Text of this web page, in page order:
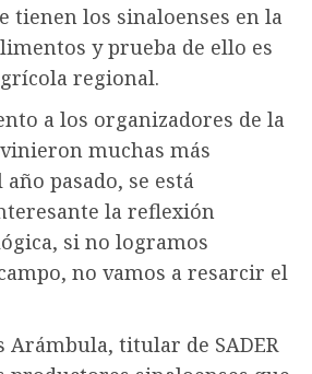
tienen los sinaloenses en la
y prueba de ello es
regional.
a los organizadores de la
muchas más
pasado, se está
la reflexión
si no logramos
no vamos a resarcir el
titular de SADER